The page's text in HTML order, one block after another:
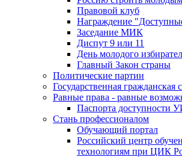
Правовой клуб
Награждение
Заседание МИК
Диспут 9 или 11
День молодого
Главный Закон страны
Политические партии
Государственная гражданская
Равные права - равные
Паспорта доступности
Стань профессионалом
Обучающий портал
Российский центр
технологиям при ЦИК